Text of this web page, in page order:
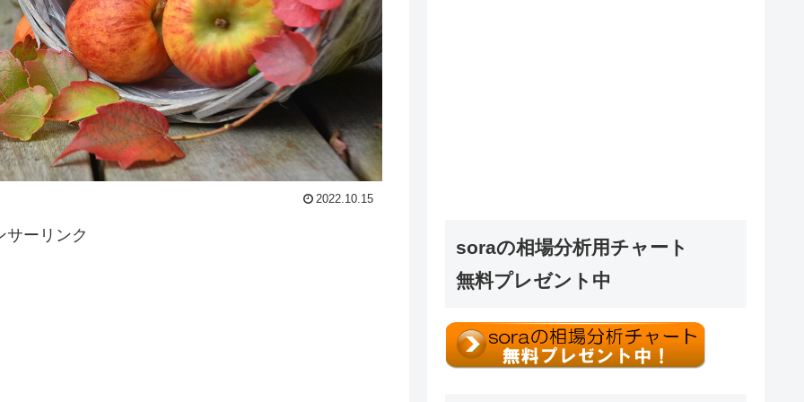
2022.10.15
サーリンク
soraの相場分析用チャート
無料プレゼント中